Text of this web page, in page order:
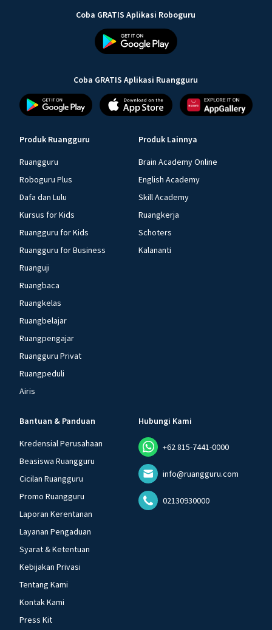
Coba GRATIS Aplikasi Roboguru
Coba GRATIS Aplikasi Ruangguru
Produk Ruangguru
Ruangguru
Roboguru Plus
Dafa dan Lulu
Kursus for Kids
Ruangguru for Kids
Ruangguru for Business
Ruanguji
Ruangbaca
Ruangkelas
Ruangbelajar
Ruangpengajar
Ruangguru Privat
Ruangpeduli
Airis
Produk Lainnya
Brain Academy Online
English Academy
Skill Academy
Ruangkerja
Schoters
Kalananti
Bantuan & Panduan
Kredensial Perusahaan
Beasiswa Ruangguru
Cicilan Ruangguru
Promo Ruangguru
Laporan Kerentanan
Layanan Pengaduan
Syarat & Ketentuan
Kebijakan Privasi
Tentang Kami
Kontak Kami
Press Kit
Hubungi Kami
+62 815-7441-0000
info@ruangguru.com
02130930000